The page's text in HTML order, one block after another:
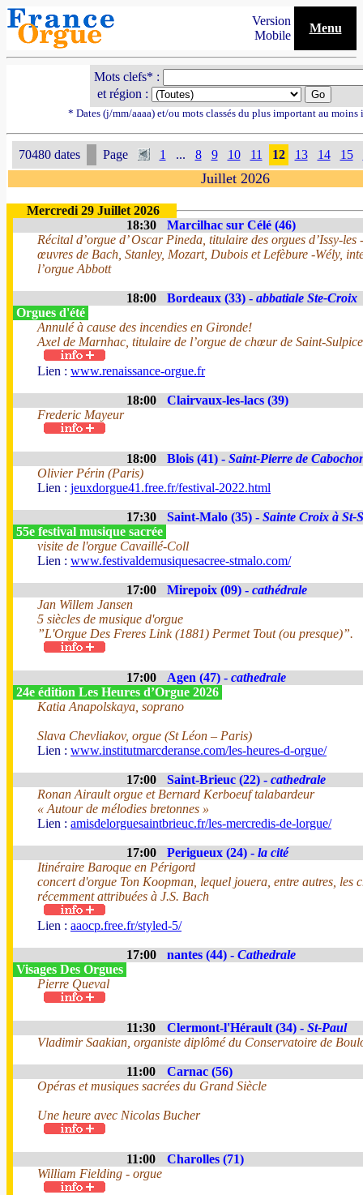
Version
Mobile
Menu
Mots clefs* :
et région :
* Dates (j/mm/aaaa) et/ou mots classés du plus important au moins
70480 dates Page 1 ... 8 9 10 11 12 13 14 15
Juillet 2026
Mercredi 29 Juillet 2026
18:30
Marcilhac sur Célé (46)
Récital d’orgue d’ Oscar Pineda, titulaire des orgues d’Issy-
œuvres de Bach, Stanley, Mozart, Dubois et Lefèbure -Wély,
l’orgue Abbott
18:00 Bordeaux (33) - abbatiale Ste-Croix
Orgues d'été
Annulé à cause des incendies en Gironde!
Axel de Marnhac, titulaire de l’orgue de chœur de Saint-
Lien : www.renaissance-orgue.fr
18:00
Clairvaux-les-lacs (39)
Frederic Mayeur
18:00 Blois (41) - Saint-Pierre de
Olivier Périn (Paris)
Lien : jeuxdorgue41.free.fr/festival-2022.html
17:30 Saint-Malo (35) - Sainte Croix à St-
55e festival musique sacrée
visite de l'orgue Cavaillé-Coll
Lien : www.festivaldemusiquesacree-stmalo.com/
17:00 Mirepoix (09) - cathédrale
Jan Willem Jansen
5 siècles de musique d'orgue
”L'Orgue Des Freres Link (1881) Permet Tout (ou presque)”.
17:00 Agen (47) - cathedrale
24e édition Les Heures d’Orgue 2026
Katia Anapolskaya, soprano
Slava Chevliakov, orgue (St Léon – Paris)
Lien : www.institutmarcderanse.com/les-heures-d-orgue/
17:00 Saint-Brieuc (22) - cathedrale
Ronan Airault orgue et Bernard Kerboeuf talabardeur
« Autour de mélodies bretonnes »
Lien : amisdelorguesaintbrieuc.fr/les-mercredis-de-lorgue/
17:00 Perigueux (24) - la cité
Itinéraire Baroque en Périgord
concert d'orgue Ton Koopman, lequel jouera, entre autres, les
récemment attribuées à J.S. Bach
Lien : aaocp.free.fr/styled-5/
17:00 nantes (44) - Cathedrale
Visages Des Orgues
Pierre Queval
11:30 Clermont-l'Hérault (34) - St-Paul
Vladimir Saakian, organiste diplômé du Conservatoire de
11:00
Carnac (56)
Opéras et musiques sacrées du Grand Siècle
Une heure avec Nicolas Bucher
11:00
Charolles (71)
William Fielding - orgue